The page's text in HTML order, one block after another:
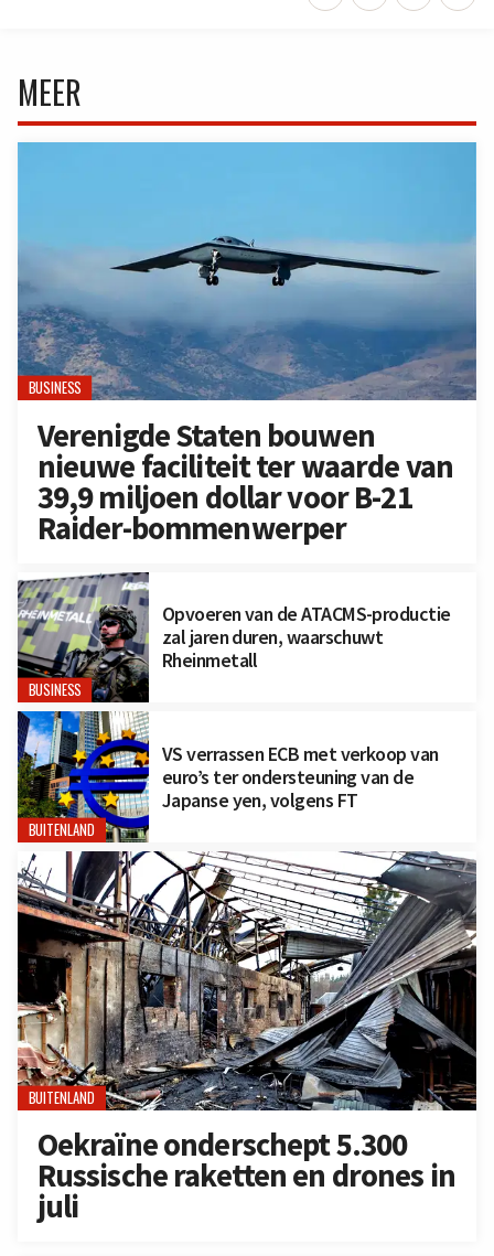
MEER
BUSINESS
Verenigde Staten bouwen
nieuwe faciliteit ter waarde van
39,9 miljoen dollar voor B-21
Raider-bommenwerper
BUSINESS
Opvoeren van de ATACMS-productie
zal jaren duren, waarschuwt
Rheinmetall
BUITENLAND
VS verrassen ECB met verkoop van
euro’s ter ondersteuning van de
Japanse yen, volgens FT
BUITENLAND
Oekraïne onderschept 5.300
Russische raketten en drones in
juli